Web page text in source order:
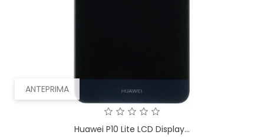
ANTEPRIMA
Huawei P10 Lite LCD Display...